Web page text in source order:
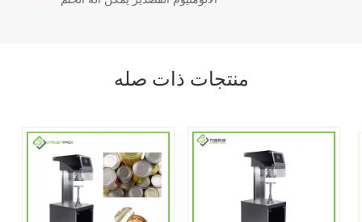
منتجات ذات صله